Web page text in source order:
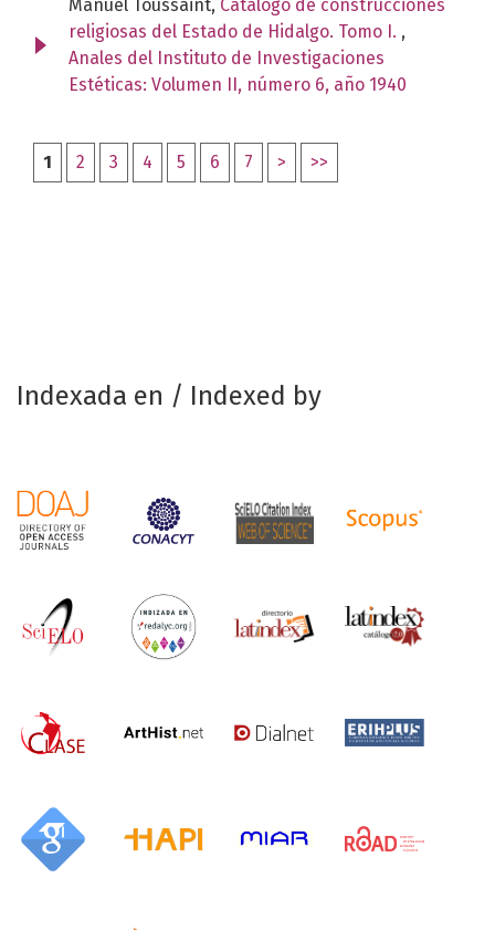
Manuel Toussaint, Catálogo de construcciones
religiosas del Estado de Hidalgo. Tomo I. ,
Anales del Instituto de Investigaciones
Estéticas: Volumen II, número 6, año 1940
1 2 3 4 5 6 7 > >>
Indexada en / Indexed by